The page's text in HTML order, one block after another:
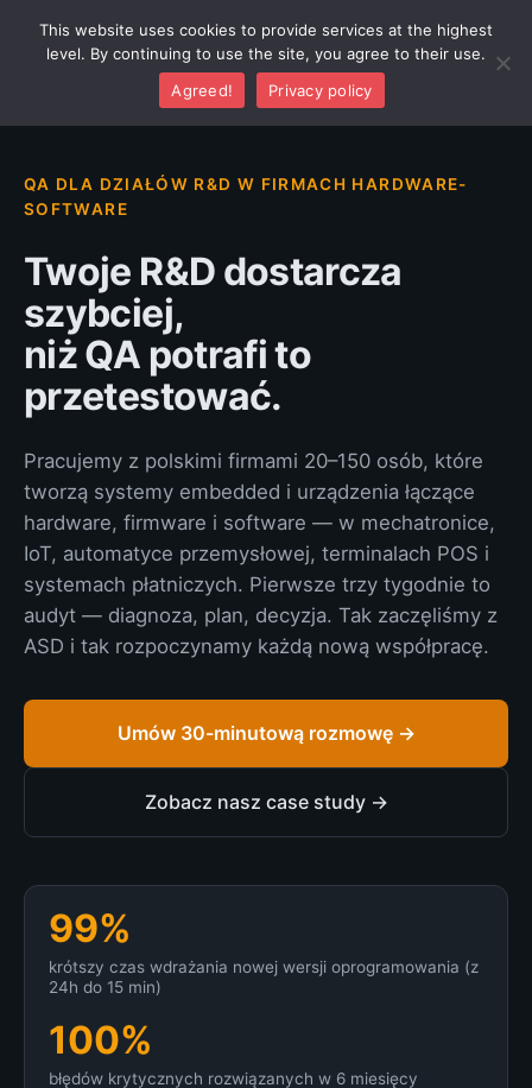
Umów 30-minutową
rozmowę
QA DLA DZIAŁÓW R&D W FIRMACH HARDWARE-
SOFTWARE
Twoje R&D dostarcza
szybciej,
niż QA potrafi to
przetestować.
Pracujemy z polskimi firmami 20–150 osób, które
tworzą systemy embedded i urządzenia łączące
hardware, firmware i software — w mechatronice,
IoT, automatyce przemysłowej, terminalach POS i
systemach płatniczych. Pierwsze trzy tygodnie to
audyt — diagnoza, plan, decyzja. Tak zaczęliśmy z
ASD i tak rozpoczynamy każdą nową współpracę.
Umów 30-minutową rozmowę →
Zobacz nasz case study →
99%
krótszy czas wdrażania nowej wersji oprogramowania (z
24h do 15 min)
100%
błędów krytycznych rozwiązanych w 6 miesięcy
This website uses cookies to provide services at the highest
level. By continuing to use the site, you agree to their use.
Agreed!
Privacy policy